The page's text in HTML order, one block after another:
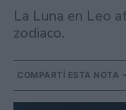
La Luna en Leo
zodiaco.
COMPARTÍ ESTA NOTA